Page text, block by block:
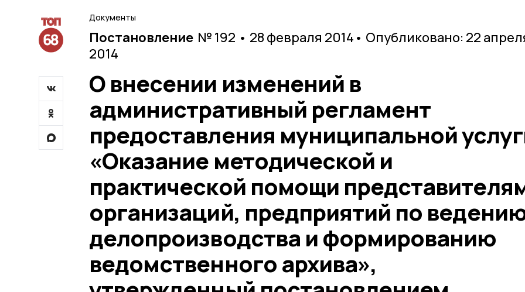
Документы
Постановление № 192 • 28 февраля 2014 • Опубликовано: 22
2014
О внесении изменений в
административный регламент
предоставления муниципальной
«Оказание методической и
практической помощи
организаций, предприятий по
делопроизводства и формированию
ведомственного архива»,